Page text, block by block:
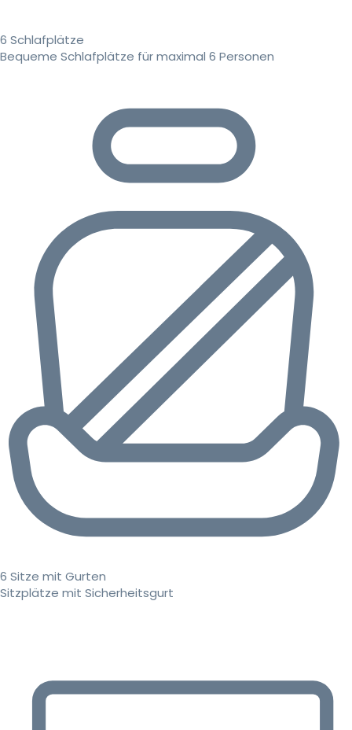
6 Schlafplätze
Bequeme Schlafplätze für maximal 6 Personen
6 Sitze mit Gurten
Sitzplätze mit Sicherheitsgurt